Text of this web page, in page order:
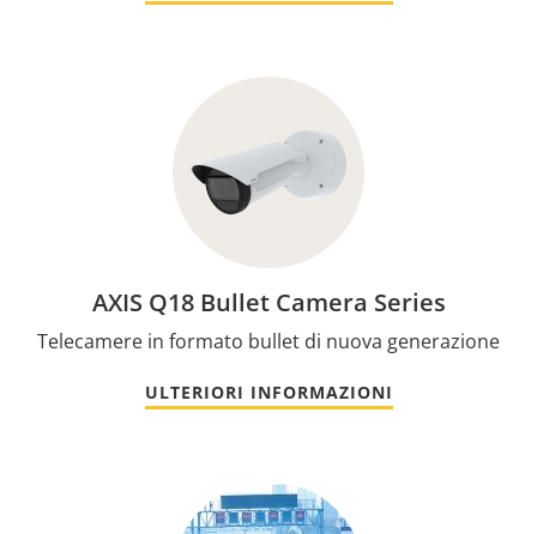
AXIS Q18 Bullet Camera Series
Telecamere in formato bullet di nuova generazione
ULTERIORI INFORMAZIONI